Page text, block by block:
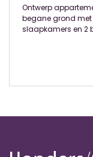
Ontwerp
begane grond met
slaapkamers en 2